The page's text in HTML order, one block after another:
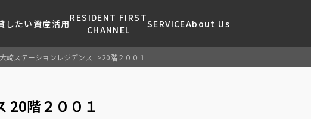
したい 資産活用
RESIDENT FIRST
CHANNEL
SERVICEAbout Us
会社情報
人気エリアから探す
お問い合わせ
お問い合わせ
マンションレポート
会員ページ
大崎ステーションレジデンス 20階２００１
20階２００１